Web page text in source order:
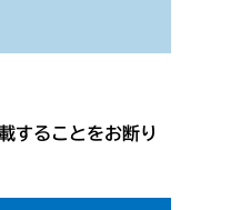
することをお断り